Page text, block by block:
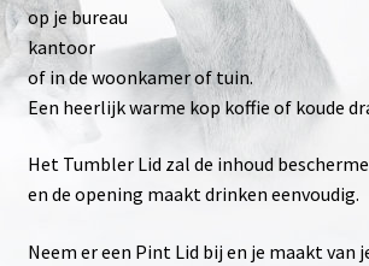
op je bureau
kantoor
of in de woonkamer of tuin.
Een heerlijk warme kop koffie of koude
Het Tumbler Lid zal de inhoud
en de opening maakt drinken eenvoudig.
Neem er een Pint Lid bij en je maakt van